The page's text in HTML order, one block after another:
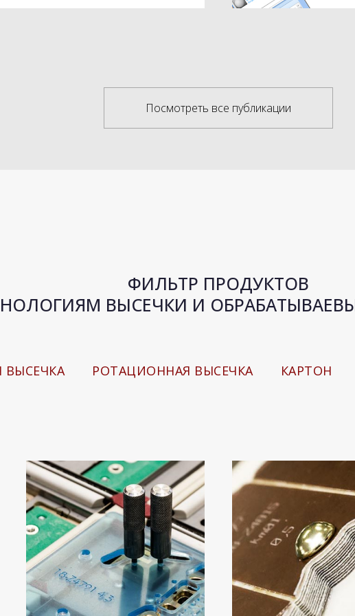
Посмотреть все публикации
ФИЛЬТР ПРОДУКТОВ
ВЫСЕЧКИ И
ВЫСЕЧКА РОТАЦИОННАЯ ВЫСЕЧКА КАРТОН